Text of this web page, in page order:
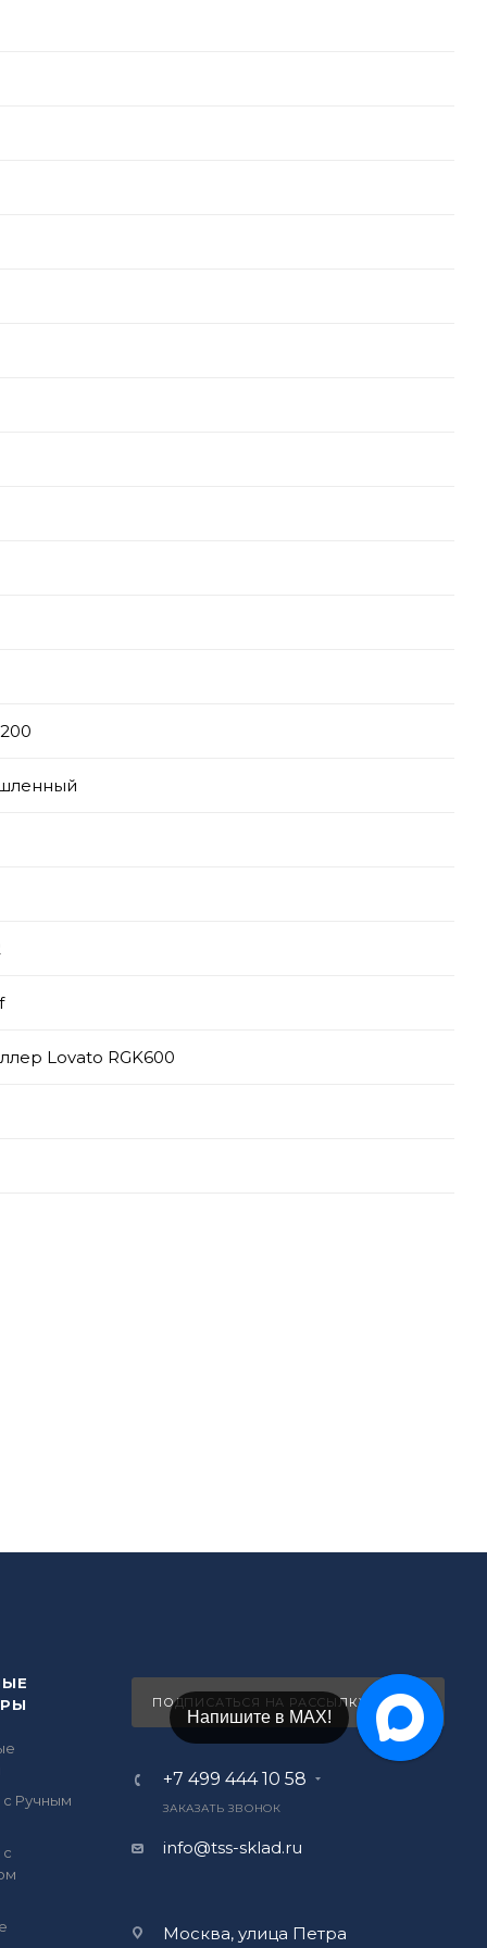
Lovato RGK600
с Ручным
ПОДПИСАТЬСЯ НА РАССЫЛКУ
+7 499 444 10 58
ЗАКАЗАТЬ ЗВОНОК
info@tss-sklad.ru
Москва, улица Петра
Напишите в Telegram!